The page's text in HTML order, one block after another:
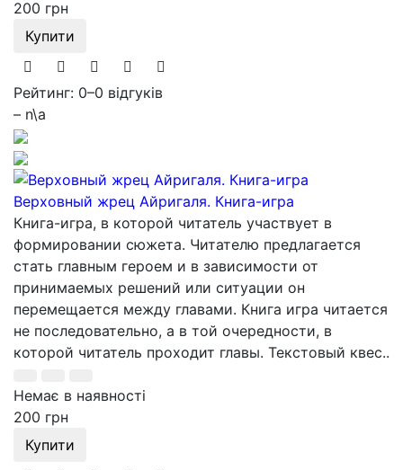
200 грн
Купити
Рейтинг: 0–0 відгуків
– n\a
Верховный жрец Айригаля. Книга-игра
Книга-игра, в которой читатель участвует в
формировании сюжета. Читателю предлагается
стать главным героем и в зависимости от
принимаемых решений или ситуации он
перемещается между главами. Книга игра читается
не последовательно, а в той очередности, в
которой читатель проходит главы. Текстовый квес..
Немає в наявності
200 грн
Купити